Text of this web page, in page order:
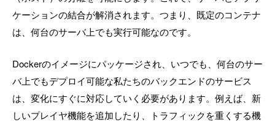
ケーションの結合が解消されます。つまり、既定のコンテナ
は、何台のサーバ上でも実行可能なのです。
Dockerのイメージにパッケージされ、いつでも、何台のサー
バ上でもデプロイ可能な私たちのバックエンドのサービス
は、変化にすぐに対応していく必要があります。例えば、新
しいプレイヤ機能を追加したり、トラフィックを重くする機